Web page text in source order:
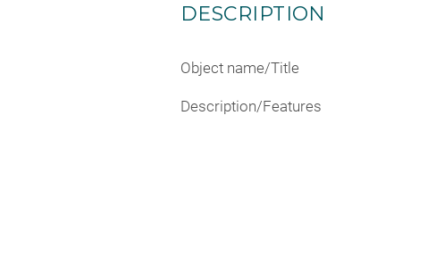
DESCRIPTION
Object name/Title
Description/Features